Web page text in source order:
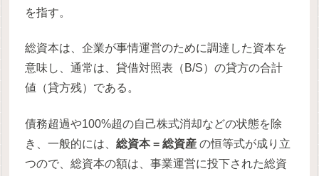
を指す。
総資本は、企業が事情運営のために調達した資本を
意味し、通常は、貸借対照表（B/S）の貸方の合計
値（貸方残）である。
債務超過や100%超の自己株式消却などの状態を除
き、一般的には、総資本 = 総資産 の恒等式が成り立
つので、総資本の額は、事業運営に投下された総資